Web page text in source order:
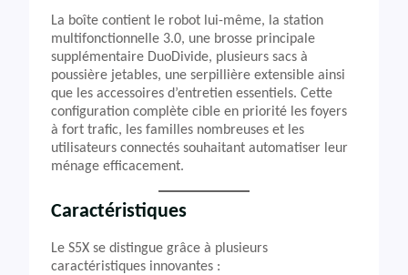
La boîte contient le robot lui-même, la station
multifonctionnelle 3.0, une brosse principale
supplémentaire DuoDivide, plusieurs sacs à
poussière jetables, une serpillière extensible ainsi
que les accessoires d’entretien essentiels. Cette
configuration complète cible en priorité les foyers
à fort trafic, les familles nombreuses et les
utilisateurs connectés souhaitant automatiser leur
ménage efficacement.
Caractéristiques
Le S5X se distingue grâce à plusieurs
caractéristiques innovantes :